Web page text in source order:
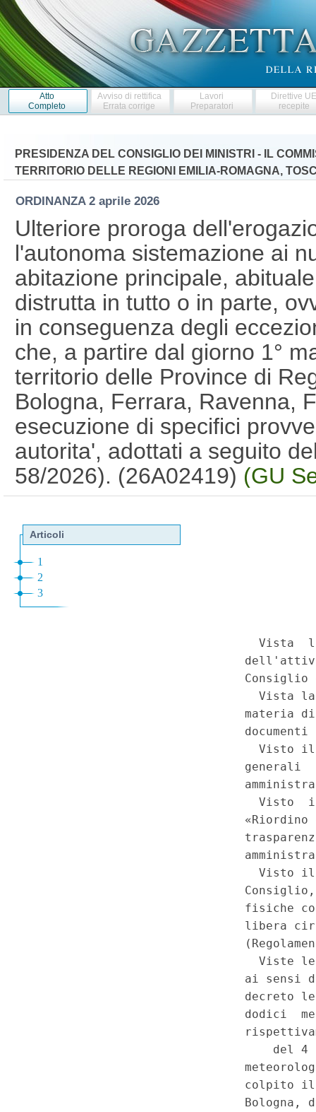
Atto
Completo
Avviso di rettifica
Errata corrige
Lavori
Preparatori
Direttive
recepite
PRESIDENZA DEL CONSIGLIO DEI MINISTRI - IL
TERRITORIO DELLE REGIONI EMILIA-ROMAGNA,
ORDINANZA 2 aprile 2026
Ulteriore proroga
l'autonoma sistemazione ai
abitazione principale,
distrutta in tutto o in parte,
in conseguenza degli
che, a partire dal giorno 1°
territorio delle Province di
Bologna, Ferrara, Ravenna,
esecuzione di specifici
autorita', adottati a seguito
58/2026). (26A02419) (GU
05-2026)